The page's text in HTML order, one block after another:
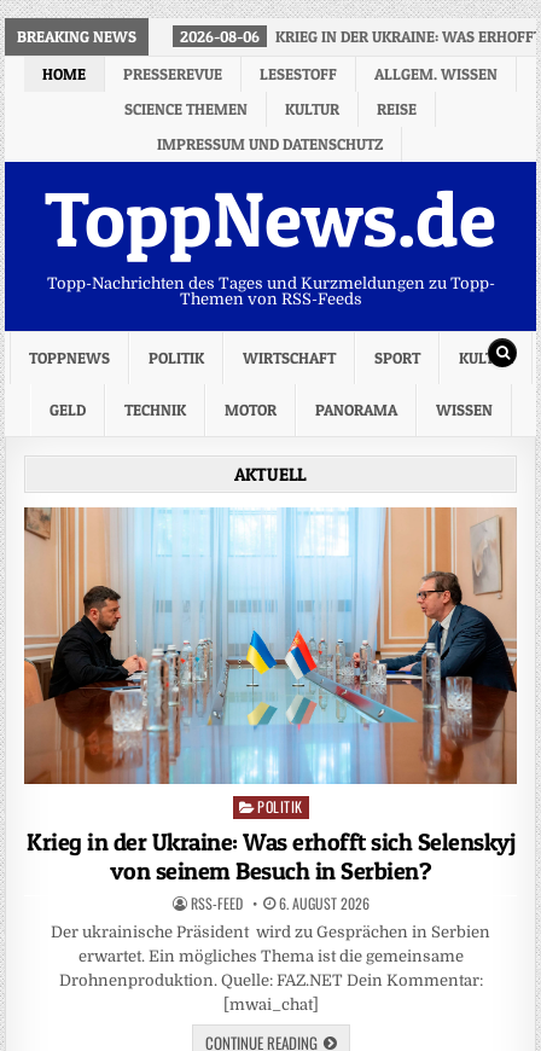
BREAKING NEWS 2026-08-06
KRIEG IN DER UKRAINE: WAS
HOME
PRESSEREVUE LESESTOFF
ALLGEM. WISSEN
SCIENCE THEMEN
KULTUR
REISE
IMPRESSUM UND DATENSCHUTZ
ToppNews.de
Topp-Nachrichten des Tages und Kurzmeldungen zu Topp-
Themen von RSS-Feeds
TOPPNEWS POLITIK WIRTSCHAFT SPORT KULTUR
GELD TECHNIK MOTOR PANORAMA WISSEN
AKTUELL
Posted
in
POLITIK
Krieg in der Ukraine: Was erhofft sich Selenskyj
von seinem Besuch in Serbien?
RSS-FEED 6. AUGUST 2026
Der ukrainische Präsident wird zu Gesprächen in Serbien
erwartet. Ein mögliches Thema ist die gemeinsame
Drohnenproduktion. Quelle: FAZ.NET Dein Kommentar:
[mwai_chat]
CONTINUE READING